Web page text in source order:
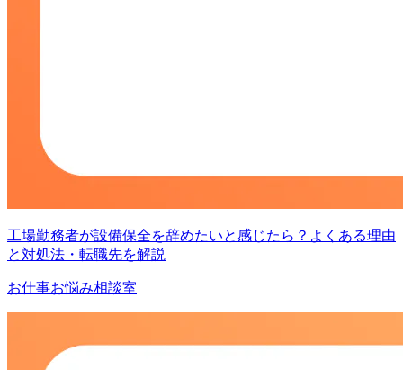
工場勤務者が設備保全を辞めたいと感じたら？よくある理由
と対処法・転職先を解説
お仕事お悩み相談室